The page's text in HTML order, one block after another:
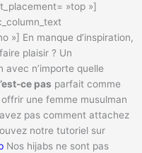
»top »]
»] En manque d’inspiration,
plaisir ? Un
avec n’importe quelle
ce pas parfait comme
une femme musulman
pas comment attachez
notre tutoriel sur
Nos hijabs ne sont pas